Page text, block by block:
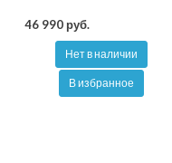
46 990 руб.
Нет в наличии
В избранное